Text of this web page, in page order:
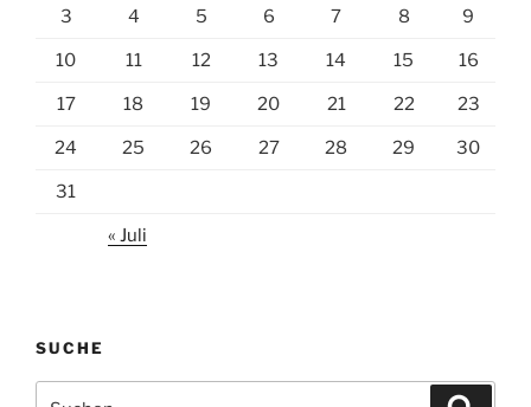
3 4 5 6 7 8 9
10 11 12 13 14 15 16
17 18 19 20 21 22 23
24 25 26 27 28 29 30
31
« Juli
SUCHE